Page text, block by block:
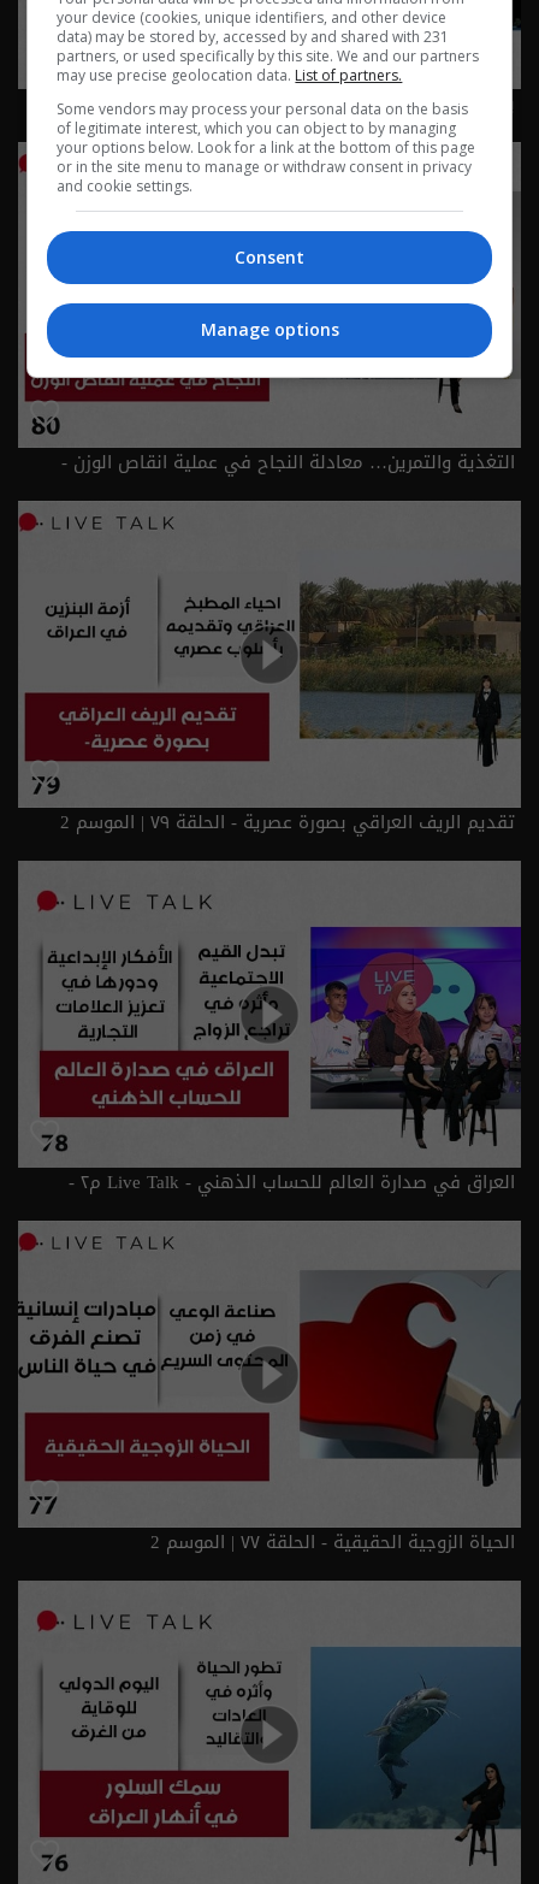
بغداد والأربعين… رحلة الإيمان والخدمة - Live Talk م٢ - الحلقة
التغذية والتمرين… معادلة النجاح في عملية انقاص الوزن -
الحلقة ٨٠ | الموسم 2
تقديم الريف العراقي بصورة عصرية - الحلقة ٧٩ | الموسم 2
العراق في صدارة العالم للحساب الذهني - Live Talk م٢ -
الحلقة ٧٨ | الموسم 2
الحياة الزوجية الحقيقية - الحلقة ٧٧ | الموسم 2
your device (cookies, unique identifiers, and other device
data) may be stored by, accessed by and shared with 231
partners, or used specifically by this site. We and our partners
may use precise geolocation data. List of partners.
Some vendors may process your personal data on the basis
of legitimate interest, which you can object to by managing
your options below. Look for a link at the bottom of this page
or in the site menu to manage or withdraw consent in privacy
and cookie settings.
Consent
Manage options